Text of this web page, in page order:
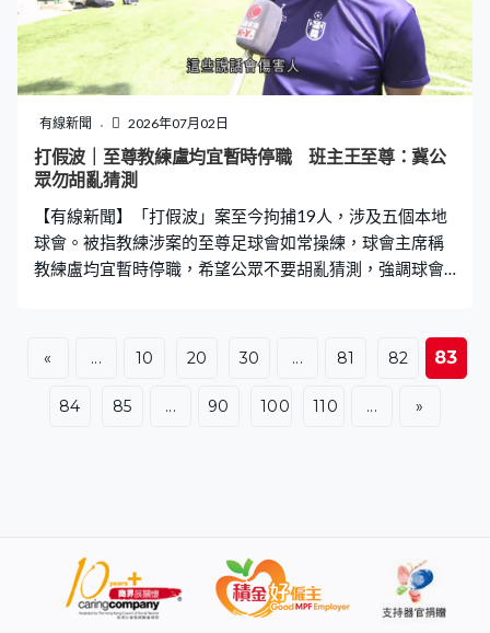
雄：「一個服務可能有很多組合，有些組合金額高些、金
額低些。如果銀碼太小，對金額少、簡單組合，門檻式服
務會受影響。」 美容業界關注處理信用卡交易退款時，商
戶可扣除的手續費水平低於銀行實際收取，有立法會議員
認為金管局可以加強角色。立法會議員鄧家彪：「所以其
實機制出來不應該令到商戶倒蝕，所以第一金管局有責
任。知道過去有些不幸事件，大型集團倒閉，通常金管局
銀行有同一守則，就是當成不
有線新聞 2026年07月02日
打假波｜至尊教練盧均宜暫時停職 班主王至尊：冀公
眾勿胡亂猜測
【有線新聞】「打假波」案至今拘捕19人，涉及五個本地
球會。被指教練涉案的至尊足球會如常操練，球會主席稱
教練盧均宜暫時停職，希望公眾不要胡亂猜測，強調球會
落場，他透露盧均宜暫時停職，希望外界不要胡亂猜測，
亦不要漠視球會的成績。「『至尊』上年取得冠軍，我們
基本上贏了所有球隊，我對盧均宜教練是相信的，在現時
早前已發聲明，表明支持公平競技，對非法操控賽果零容
忍，王至尊亦澄清他沒有被帶走調查。「從來沒有任何政
府機構、警方或廉政公署邀請我協助調查，所以這件事是
« ... 10 20 30 ... 81 82 83
84 85 ... 90 100 110 ... »